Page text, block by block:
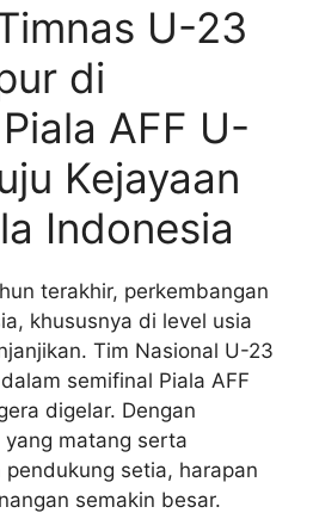
U-23
di
AFF U-
Kejayaan
Indonesia
terakhir, perkembangan
khususnya di level usia
Tim Nasional U-23
semifinal Piala AFF
digelar. Dengan
matang serta
setia, harapan
semakin besar.